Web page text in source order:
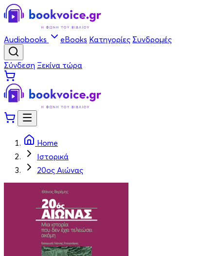
Audiobooks eBooks Κατηγορίες Συνδρομές
Σύνδεση Ξεκίνα τώρα
Home
Ιστορικά
20ος Αιώνας